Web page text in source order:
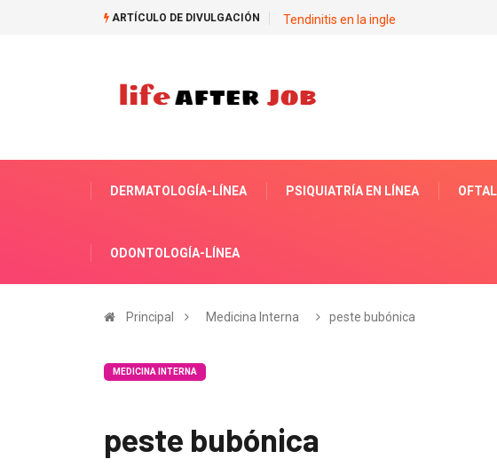
ARTÍCULO DE DIVULGACIÓN Tendinitis en la ingle
DERMATOLOGÍA-LÍNEA PSIQUIATRÍA EN LÍNEA
ODONTOLOGÍA-LÍNEA
Principal Medicina Interna peste bubónica
MEDICINA INTERNA
peste bubónica